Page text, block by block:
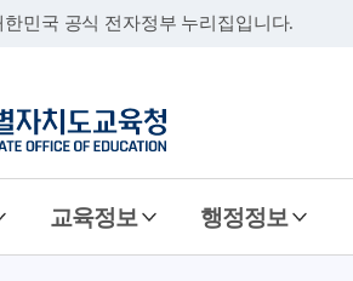
민국 공식 전자정부 누리집입니다.
교육정보 행정정보